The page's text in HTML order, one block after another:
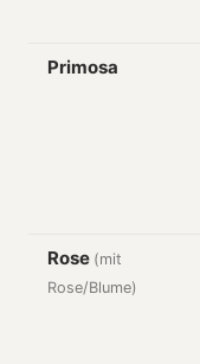
Primosa
Rose (mit
Rose/Blume)